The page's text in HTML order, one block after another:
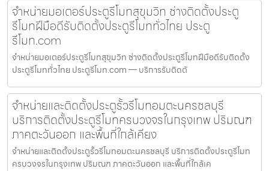
จำหน่ายมอเตอร์ประตูรีโมทสุขุมวิท ช่างติดตั้งประตู
รีโมทฝีมือดีรับติดตั้งประตูรีโมททั่วไทย ประตู
รีโมท.com
จำหน่ายมอเตอร์ประตูรีโมทสุขุมวิท ช่างติดตั้งประตูรีโมทฝีมือดีรับติดตั้ง
ประตูรีโมททั่วไทย ประตูรีโมท.com — บริการรับติดตั
จำหน่ายและติดตั้งประตูรั้วรีโมทอมตะนครชลบุรี
บริการติดตั้งประตูรีโมทครบวงจรในกรุงเทพ ปริมณฑ
ภาคตะวันออก และพื้นที่ใกล้เคียง
จำหน่ายและติดตั้งประตูรั้วรีโมทอมตะนครชลบุรี บริการติดตั้งประตูรีโมท
ครบวงจรในกรุงเทพ ปริมณฑ ภาคตะวันออก และพื้นที่ใกล้เค